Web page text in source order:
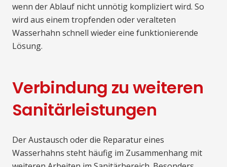
wenn der Ablauf nicht unnötig kompliziert wird. So
wird aus einem tropfenden oder veralteten
Wasserhahn schnell wieder eine funktionierende
Lösung.
Verbindung zu weiteren
Sanitärleistungen
Der Austausch oder die Reparatur eines
Wasserhahns steht häufig im Zusammenhang mit